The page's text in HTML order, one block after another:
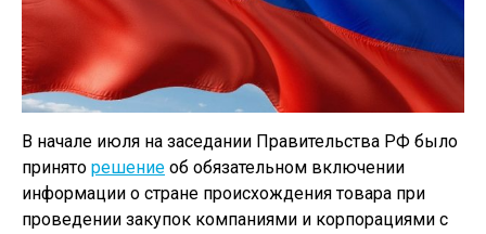
В начале июля на заседании Правительства РФ было
принято решение об обязательном включении
информации о стране происхождения товара при
проведении закупок компаниями и корпорациями с